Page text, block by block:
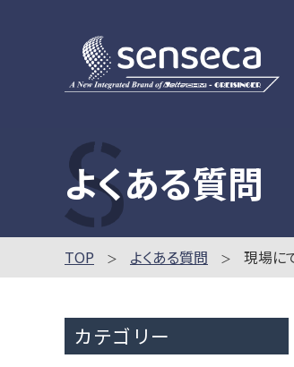
よくある質問
TOP よくある質問 現場に
カテゴリー